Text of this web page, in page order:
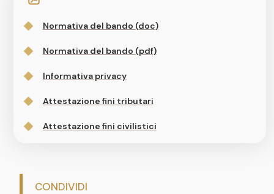
Normativa del bando (doc)
Normativa del bando (pdf)
Informativa privacy
Attestazione fini tributari
Attestazione fini civilistici
CONDIVIDI